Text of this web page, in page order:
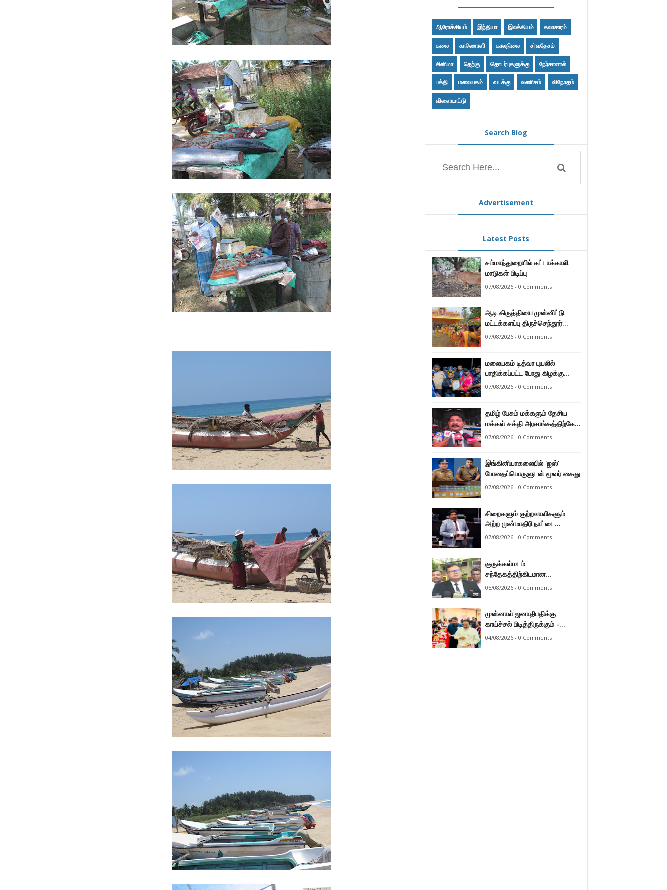
ஆரோக்கியம் இந்தியா இலக்கியம் கலாசாரம்
கலை காணொளி காலநிலை சர்வதேசம்
சினிமா தெற்கு தொடர்புகளுக்கு நேர்காணல்
பக்தி மலையகம் வடக்கு வணிகம் விநோதம்
விளையாட்டு
Search Blog
Advertisement
Latest Posts
சம்மாந்துறையில் கட்டாக்காலி
மாடுகள் பிடிப்பு
07/08/2026 - 0 Comments
ஆடி கிருத்தியை முன்னிட்டு
மட்டக்களப்பு திருச்செந்தூர்
முருகன் ஆலயத்தில் இடம்பெற்ற
07/08/2026 - 0 Comments
மலையகம் டித்வா புயலில்
பாதிக்கப்பட்ட போது கிழக்கு
மாகாண மக்கள் நீட்டிய
நுவரெலியா மாநகர சபை பிரதி
முதல்வர் எஸ். யோகராஜா
07/08/2026 - 0 Comments
தமிழ் பேசும் மக்களும் தேசிய
மக்கள் சக்தி அரசாங்கத்திற்கே
ஆணையளித்துள்ளனர் –
07/08/2026 - 0 Comments
இங்கினியாகலையில் 'ஐஸ்'
போதைப்பொருளுடன் மூவர் கைது
07/08/2026 - 0 Comments
சிறைகளும் குற்றவாளிகளும்
அற்ற முன்மாதிரி நாட்டை
உருவாக்குவதே அரசாங்கத்தின்
07/08/2026 - 0 Comments
குருக்கள்மடம்
சந்தேகத்திற்கிடமான
மனிதப்புதைகுழி தொடர்பான
தவணையிடப்பட்டுள்ளது.
05/08/2026 - 0 Comments
முன்னாள் ஜனாதிபதிக்கு
காய்ச்சல் பிடித்திருக்கும் -
பாராளுமன்ற உறுப்பினர் ஸ்ரீநேசன்
04/08/2026 - 0 Comments